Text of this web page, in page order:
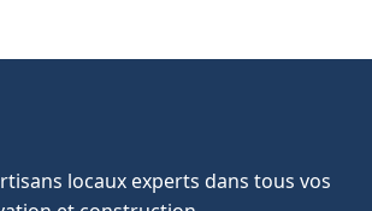
locaux experts dans tous vos